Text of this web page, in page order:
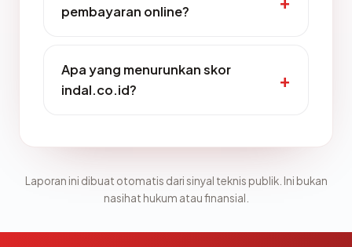
pembayaran online?
Apa yang menurunkan skor
indal.co.id?
Laporan ini dibuat otomatis dari sinyal teknis publik. Ini bukan
nasihat hukum atau finansial.